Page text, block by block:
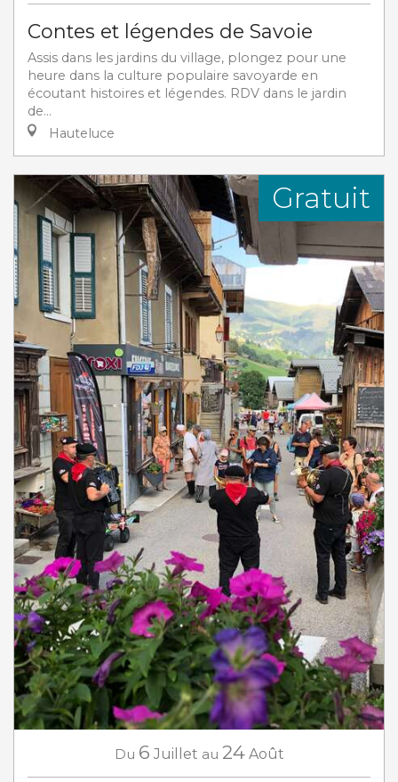
Contes et légendes de Savoie
Assis dans les jardins du village, plongez pour une
heure dans la culture populaire savoyarde en
écoutant histoires et légendes. RDV dans le jardin
de...
Hauteluce
Gratuit
Du 6 Juillet au 24 Août